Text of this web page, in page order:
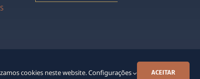
cookies neste website.Configurações ACEITAR